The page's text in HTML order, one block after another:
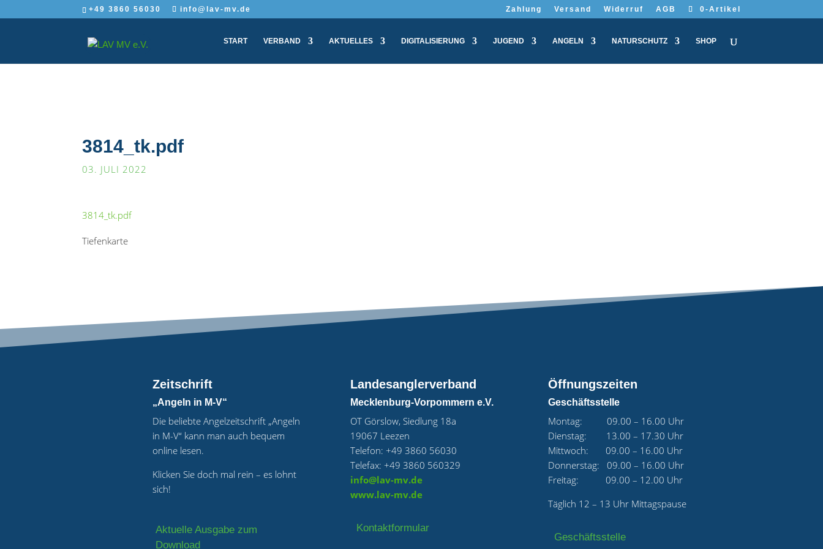
+49 3860 56030 info@lav-mv.de Zahlung Versand Widerruf AGB 0-Artikel
START VERBAND AKTUELLES DIGITALISIERUNG JUGEND ANGELN NATURSCHUTZ SHOP
3814_tk.pdf
03. JULI 2022
3814_tk.pdf
Tiefenkarte
Zeitschrift
„Angeln in M-V“
Die beliebte Angelzeitschrift „Angeln
in M-V“ kann man auch bequem
online lesen.
Klicken Sie doch mal rein – es lohnt
sich!
Aktuelle Ausgabe zum
Download
Landesanglerverband
Mecklenburg-Vorpommern e.V.
OT Görslow, Siedlung 18a
19067 Leezen
Telefon: +49 3860 56030
Telefax: +49 3860 560329
info@lav-mv.de
www.lav-mv.de
Kontaktformular
Öffnungszeiten
Geschäftsstelle
Montag: 09.00 – 16.00 Uhr
Dienstag: 13.00 – 17.30 Uhr
Mittwoch: 09.00 – 16.00 Uhr
Donnerstag: 09.00 – 16.00 Uhr
Freitag: 09.00 – 12.00 Uhr
Täglich 12 – 13 Uhr Mittagspause
Geschäftsstelle